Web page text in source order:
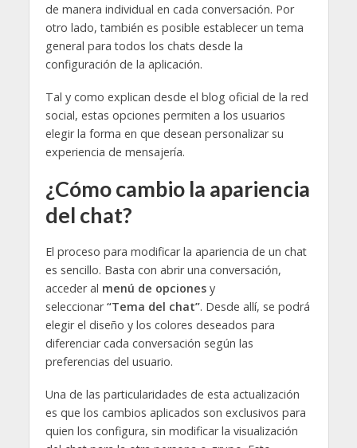
de manera individual en cada conversación. Por
otro lado, también es posible establecer un tema
general para todos los chats desde la
configuración de la aplicación.
Tal y como explican desde el blog oficial de la red
social, estas opciones permiten a los usuarios
elegir la forma en que desean personalizar su
experiencia de mensajería.
¿Cómo cambio la apariencia
del chat?
El proceso para modificar la apariencia de un chat
es sencillo. Basta con abrir una conversación,
acceder al menú de opcionesy
seleccionar“Tema del chat”. Desde allí, se podrá
elegir el diseño y los colores deseados para
diferenciar cada conversación según las
preferencias del usuario.
Una de las particularidades de esta actualización
es que los cambios aplicados son exclusivos para
quien los configura, sin modificar la visualización